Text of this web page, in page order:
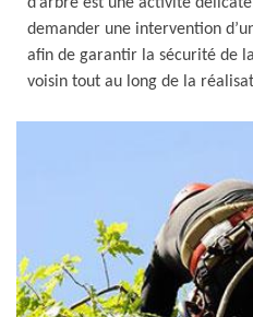
demander une intervention
afin de garantir la sécurité de
voisin tout au long de la